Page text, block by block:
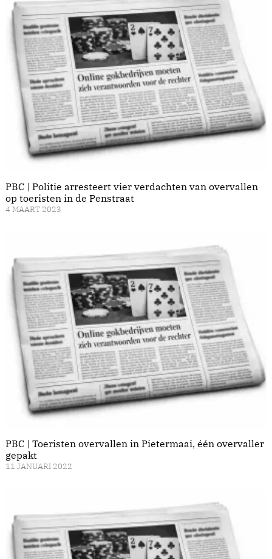
PBC | Politie arresteert vier verdachten van overvallen
op toeristen in de Penstraat
4 MAART 2023
PBC | Toeristen overvallen in Pietermaai, één overvaller
gepakt
11 JANUARI 2022